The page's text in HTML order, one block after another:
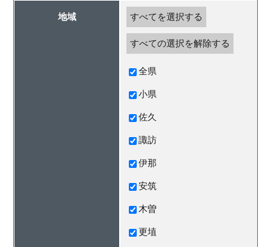
地域 すべてを選択する
すべての選択を解除する
全県
小県
佐久
諏訪
伊那
安筑
木曽
更埴